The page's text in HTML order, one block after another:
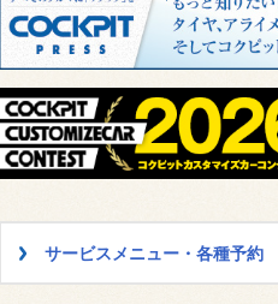
サービスメニュー・各種予約